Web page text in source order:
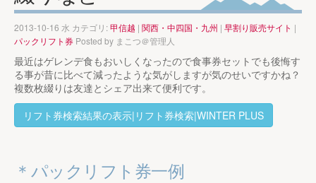
2013-10-16 水 カテゴリ:甲信越 | 関西・中四国・九州 | 早割り販売サイト |
パックリフト券 Posted by まこつ＠管理人
最近はゲレンデ食もおいしくなったので食事券セットでも後悔す
る事が昔に比べて減ったような気がしますが気のせいですかね？
複数枚綴りは友達とシェア出来て便利です。
リフト券検索結果の表示|リフト券検索|WINTER PLUS
パックリフト券一例